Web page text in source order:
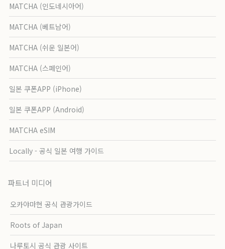
MATCHA (인도네시아어)
MATCHA (베트남어)
MATCHA (쉬운 일본어)
MATCHA (스페인어)
일본 쿠폰APP (iPhone)
일본 쿠폰APP (Android)
MATCHA eSIM
Locally - 공식 일본 여행 가이드
파트너 미디어
오카야마현 공식 관광가이드
Roots of Japan
나루토시 공식 관광 사이트